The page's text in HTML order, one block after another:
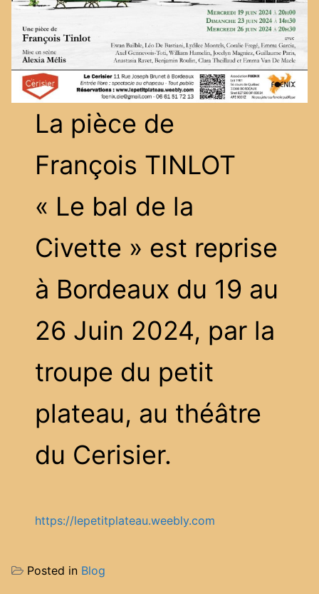
La pièce de
François TINLOT
« Le bal de la
Civette » est reprise
à Bordeaux du 19 au
26 Juin 2024, par la
troupe du petit
plateau, au théâtre
du Cerisier.
https://lepetitplateau.weebly.com
Posted in Blog